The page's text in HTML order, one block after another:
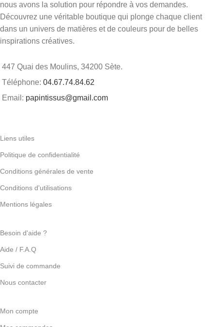
nous avons la solution pour répondre à vos demandes.
Découvrez une véritable boutique qui plonge chaque client
dans un univers de matières et de couleurs pour de belles
inspirations créatives.
447 Quai des Moulins, 34200 Sète.
Téléphone: 04.67.74.84.62
Email: papintissus@gmail.com
Liens utiles
Politique de confidentialité
Conditions générales de vente
Conditions d'utilisations
Mentions légales
Besoin d'aide ?
Aide / F.A.Q
Suivi de commande
Nous contacter
Mon compte